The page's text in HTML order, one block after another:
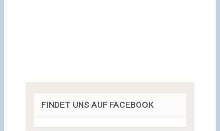
FINDET UNS AUF FACEBOOK